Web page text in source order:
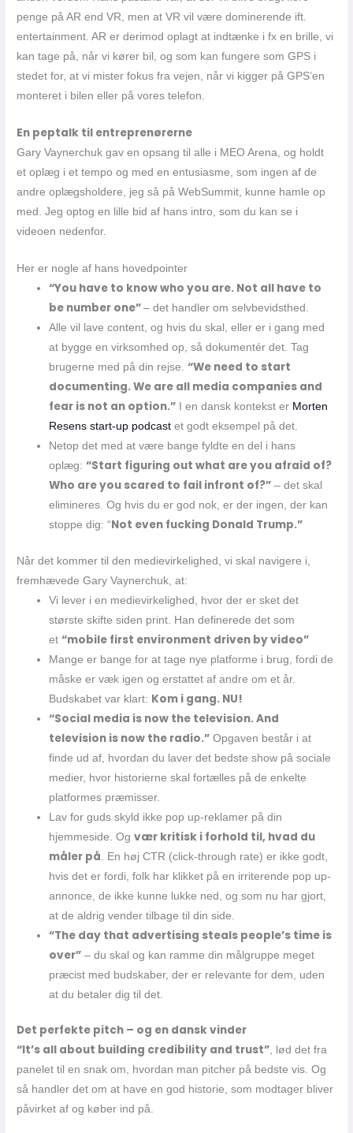
penge på AR end VR, men at VR vil være dominerende ift.
entertainment. AR er derimod oplagt at indtænke i fx en brille, vi
kan tage på, når vi kører bil, og som kan fungere som GPS i
stedet for, at vi mister fokus fra vejen, når vi kigger på GPS’en
monteret i bilen eller på vores telefon.
En peptalk til entreprenørerne
Gary Vaynerchuk gav en opsang til alle i MEO Arena, og holdt
et oplæg i et tempo og med en entusiasme, som ingen af de
andre oplægsholdere, jeg så på WebSummit, kunne hamle op
med. Jeg optog en lille bid af hans intro, som du kan se i
videoen nedenfor.
Her er nogle af hans hovedpointer
“You have to know who you are. Not all have to
be number one”– det handler om selvbevidsthed.
Alle vil lave content, og hvis du skal, eller er i gang med
at bygge en virksomhed op, så dokumentér det. Tag
brugerne med på din rejse.“We need to start
documenting. We are all media companies and
fear is not an option.” I en dansk kontekst er Morten
Resens start-up podcast et godt eksempel på det.
Netop det med at være bange fyldte en del i hans
oplæg:“Start figuring out what are you afraid of?
Who are you scared to fail infront of?” – det skal
elimineres. Og hvis du er god nok, er der ingen, der kan
stoppe dig: “Not even fucking Donald Trump.”
Når det kommer til den medievirkelighed, vi skal navigere i,
fremhævede Gary Vaynerchuk, at:
Vi lever i en medievirkelighed, hvor der er sket det
største skifte siden print. Han definerede det som
et“mobile first environment driven by video”
Mange er bange for at tage nye platforme i brug, fordi de
måske er væk igen og erstattet af andre om et år.
Budskabet var klart: Kom i gang. NU!
“Social media is now the television. And
television is now the radio.” Opgaven består i at
finde ud af, hvordan du laver det bedste show på sociale
medier, hvor historierne skal fortælles på de enkelte
platformes præmisser.
Lav for guds skyld ikke pop up-reklamer på din
hjemmeside. Ogvær kritisk i forhold til, hvad du
måler på . En høj CTR (click-through rate) er ikke godt,
hvis det er fordi, folk har klikket på en irriterende pop up-
annonce, de ikke kunne lukke ned, og som nu har gjort,
at de aldrig vender tilbage til din side.
“The day that advertising steals people’s time is
over” – du skal og kan ramme din målgruppe meget
præcist med budskaber, der er relevante for dem, uden
at du betaler dig til det.
Det perfekte pitch – og en dansk vinder
“It’s all about building credibility and trust”, lød det fra
panelet til en snak om, hvordan man pitcher på bedste vis. Og
så handler det om at have en god historie, som modtager bliver
påvirket af og køber ind på.